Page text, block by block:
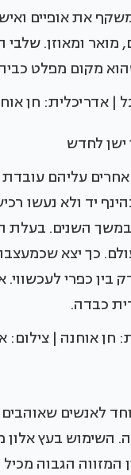
את אופיים
מואר ומאוזן.
מקום מפלט
| אדריכלית: חן
ישן לחדש
עליהם
יד ולא נעשו
השנים. בעלת
כך יצא
בין כפרי
כבדה.
חן אוחנה | צילום:
לאנשים
השימוש בעץ אלון
הגבוה מכיל